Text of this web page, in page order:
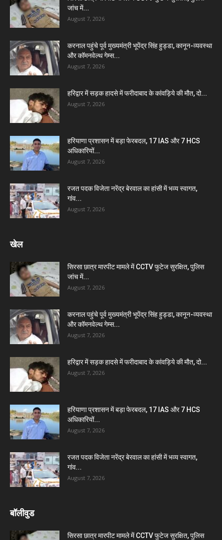
जांच में...
August 7, 2026
करनाल पहुंचे पूर्व मुख्यमंत्री भूपेंद्र सिंह हुड्डा, कानून-व्यवस्था
और कॉमनवेल्थ गेम्स...
August 7, 2026
हरिद्वार में सड़क हादसे में फरीदाबाद के कांवड़िये की मौत, दो...
August 7, 2026
हरियाणा प्रशासन में बड़ा फेरबदल, 17 IAS और 7 HCS
अधिकारियों...
August 7, 2026
रजत पदक विजेता नरेंद्र बेरवाल का हांसी में भव्य स्वागत,
गांव...
August 7, 2026
खेल
सिरसा छात्र मारपीट मामले में CCTV फुटेज सुरक्षित, पुलिस
जांच में...
August 7, 2026
करनाल पहुंचे पूर्व मुख्यमंत्री भूपेंद्र सिंह हुड्डा, कानून-व्यवस्था
और कॉमनवेल्थ गेम्स...
August 7, 2026
हरिद्वार में सड़क हादसे में फरीदाबाद के कांवड़िये की मौत, दो...
August 7, 2026
हरियाणा प्रशासन में बड़ा फेरबदल, 17 IAS और 7 HCS
अधिकारियों...
August 7, 2026
रजत पदक विजेता नरेंद्र बेरवाल का हांसी में भव्य स्वागत,
गांव...
August 7, 2026
बॉलीवुड
सिरसा छात्र मारपीट मामले में CCTV फुटेज सुरक्षित, पुलिस